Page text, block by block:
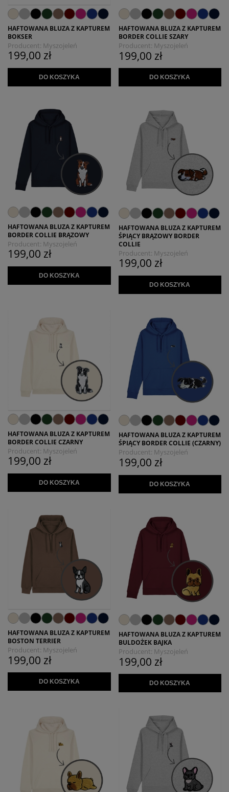
HAFTOWANA BLUZA Z KAPTUREM
BOKSER
Producent: Myszojeleń
199,00 zł
DO KOSZYKA
HAFTOWANA BLUZA Z KAPTUREM
BORDER COLLIE SZARY
Producent: Myszojeleń
199,00 zł
DO KOSZYKA
HAFTOWANA BLUZA Z KAPTUREM
BORDER COLLIE BRĄZOWY
Producent: Myszojeleń
199,00 zł
DO KOSZYKA
HAFTOWANA BLUZA Z KAPTUREM
ŚPIĄCY BRĄZOWY BORDER
COLLIE
Producent: Myszojeleń
199,00 zł
DO KOSZYKA
HAFTOWANA BLUZA Z KAPTUREM
BORDER COLLIE CZARNY
Producent: Myszojeleń
199,00 zł
DO KOSZYKA
HAFTOWANA BLUZA Z KAPTUREM
ŚPIĄCY BORDER COLLIE (CZARNY)
Producent: Myszojeleń
199,00 zł
DO KOSZYKA
HAFTOWANA BLUZA Z KAPTUREM
BOSTON TERRIER
Producent: Myszojeleń
199,00 zł
DO KOSZYKA
HAFTOWANA BLUZA Z KAPTUREM
BULDOŻEK BAJKA
Producent: Myszojeleń
199,00 zł
DO KOSZYKA